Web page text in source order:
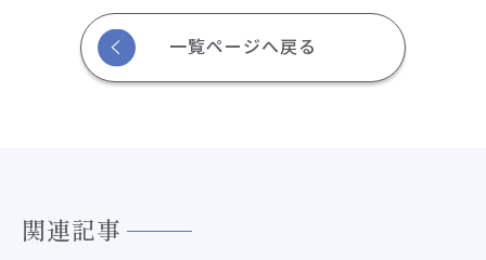
一覧ページへ戻る
関連記事